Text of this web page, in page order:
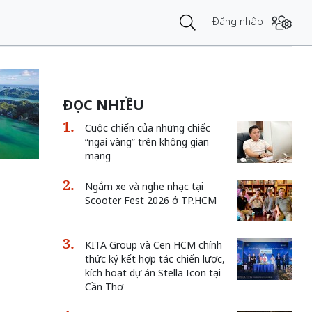
Đăng nhập
ĐỌC NHIỀU
Cuộc chiến của những chiếc
“ngai vàng” trên không gian
mạng
Ngắm xe và nghe nhạc tại
Scooter Fest 2026 ở TP.HCM
KITA Group và Cen HCM chính
thức ký kết hợp tác chiến lược,
kích hoạt dự án Stella Icon tại
Cần Thơ